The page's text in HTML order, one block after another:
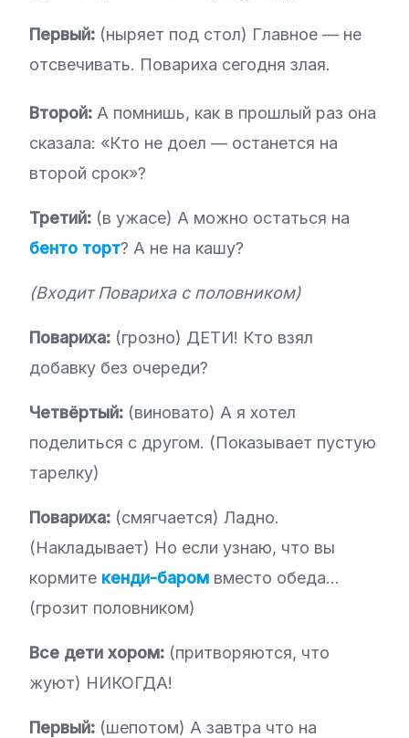
Первый: (ныряет под стол) Главное — не
отсвечивать. Повариха сегодня злая.
Второй: А помнишь, как в прошлый раз она
сказала: «Кто не доел — останется на
второй срок»?
Третий: (в ужасе) А можно остаться на
бенто торт? А не на кашу?
(Входит Повариха с половником)
Повариха: (грозно) ДЕТИ! Кто взял
добавку без очереди?
Четвёртый: (виновато) А я хотел
поделиться с другом. (Показывает пустую
тарелку)
Повариха: (смягчается) Ладно.
(Накладывает) Но если узнаю, что вы
кормите кенди-баром вместо обеда…
(грозит половником)
Все дети хором: (притворяются, что
жуют) НИКОГДА!
Первый: (шепотом) А завтра что на